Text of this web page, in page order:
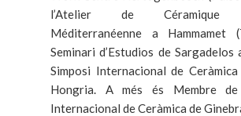
l’Atelier de Céramique
Méditerranéenne a Hammamet
Seminari d’Estudios de Sargadelos
Simposi Internacional de
Hongria. A més és Membre de
Internacional de Ceràmica de